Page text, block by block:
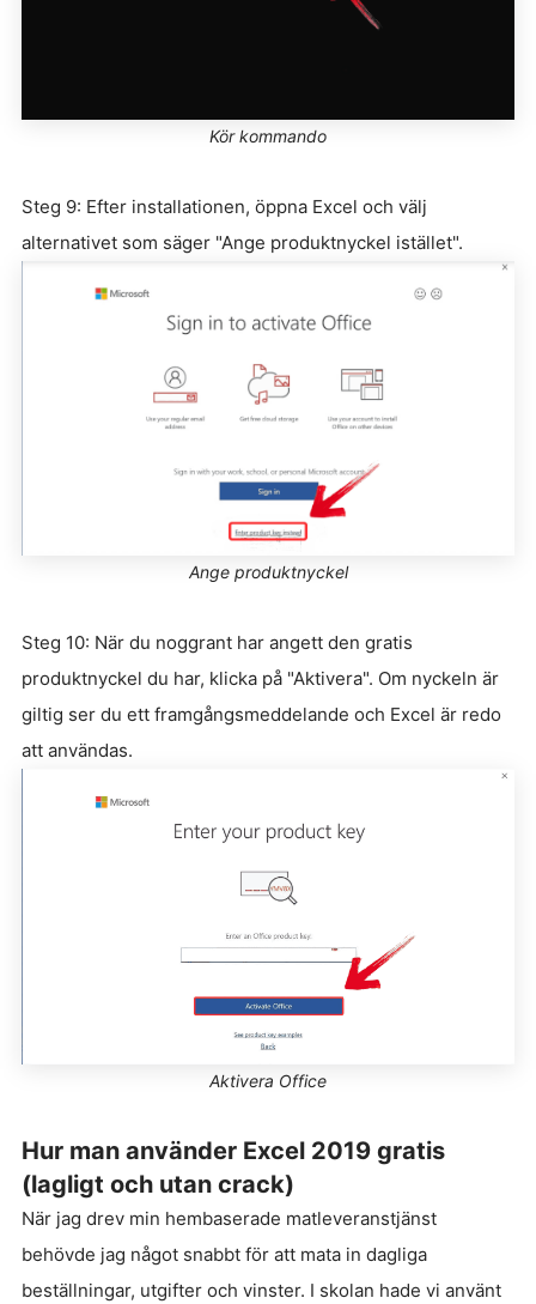
Kör kommando
Steg 9: Efter installationen, öppna Excel och välj
alternativet som säger "Ange produktnyckel istället".
Ange produktnyckel
Steg 10: När du noggrant har angett den gratis
produktnyckel du har, klicka på "Aktivera". Om nyckeln är
giltig ser du ett framgångsmeddelande och Excel är redo
att användas.
Aktivera Office
Hur man använder Excel 2019 gratis
(lagligt och utan crack)
När jag drev min hembaserade matleveranstjänst
behövde jag något snabbt för att mata in dagliga
beställningar, utgifter och vinster. I skolan hade vi använt